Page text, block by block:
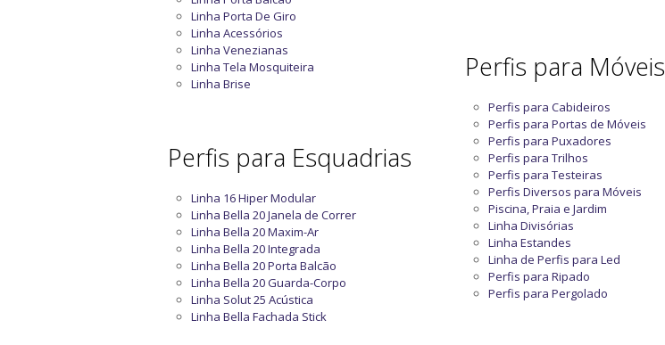
Linha Porta De Giro
Linha Acessórios
Linha Venezianas
Linha Tela Mosquiteira
Linha Brise
Perfis para Esquadrias
Linha 16 Hiper Modular
Linha Bella 20 Janela de Correr
Linha Bella 20 Maxim-Ar
Linha Bella 20 Integrada
Linha Bella 20 Porta Balcão
Linha Bella 20 Guarda-Corpo
Linha Solut 25 Acústica
Linha Bella Fachada Stick
Perfis para Móveis
Perfis para Cabideiros
Perfis para Portas de Móveis
Perfis para Puxadores
Perfis para Trilhos
Perfis para Testeiras
Perfis Diversos para Móveis
Piscina, Praia e Jardim
Linha Divisórias
Linha Estandes
Linha de Perfis para Led
Perfis para Ripado
Perfis para Pergolado